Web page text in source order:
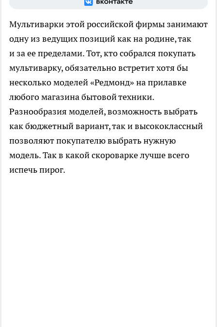
Мультиварки этой российской фирмы занимают
одну из ведущих позиций как на родине, так
и за ее пределами. Тот, кто собрался покупать
мультиварку, обязательно встретит хотя бы
несколько моделей «Редмонд» на прилавке
любого магазина бытовой техники.
Разнообразия моделей, возможность выбрать
как бюджетный вариант, так и высококлассный
позволяют покупателю выбрать нужную
модель. Так в какой скороварке лучше всего
испечь пирог.